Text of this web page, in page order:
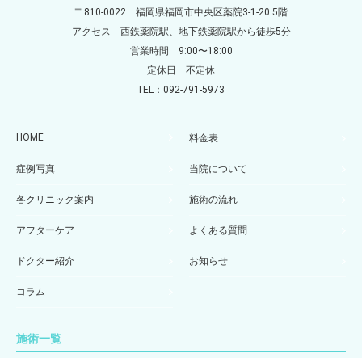
〒810-0022 福岡県福岡市中央区薬院3-1-20 5階
アクセス 西鉄薬院駅、地下鉄薬院駅から徒歩5分
営業時間 9:00〜18:00
定休日 不定休
TEL：092-791-5973
HOME 料金表
症例写真 当院について
各クリニック案内 施術の流れ
アフターケア よくある質問
ドクター紹介 お知らせ
コラム
施術一覧